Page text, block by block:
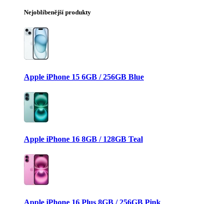
Nejoblíbenější produkty
Apple iPhone 15 6GB / 256GB Blue
Apple iPhone 16 8GB / 128GB Teal
Apple iPhone 16 Plus 8GB / 256GB Pink